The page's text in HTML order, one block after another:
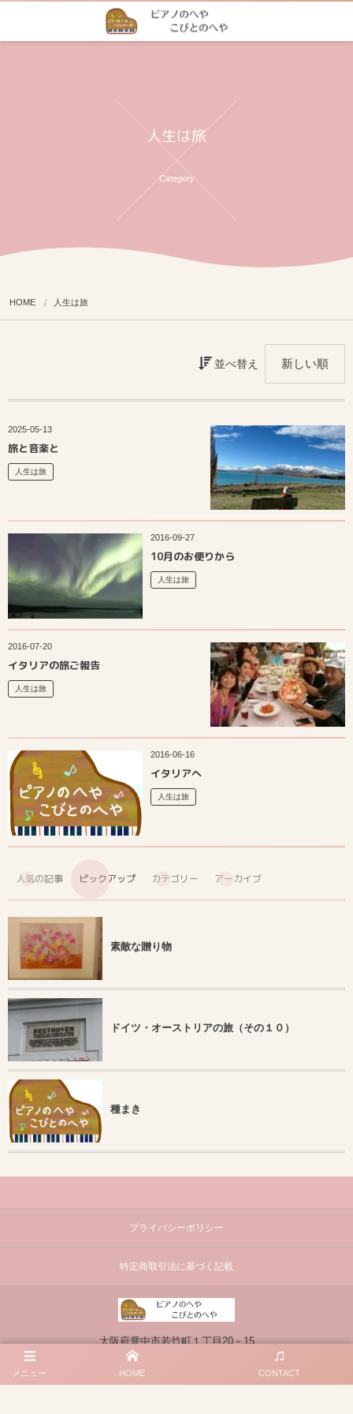
人生は旅
Category
HOME 人生は旅
並べ替え
2025-05-13
旅と音楽と
人生は旅
2016-09-27
10月のお便りから
人生は旅
2016-07-20
イタリアの旅ご報告
人生は旅
2016-06-16
イタリアへ
人生は旅
人気の記事 ピックアップ カテゴリー アーカイブ
素敵な贈り物
ドイツ・オーストリアの旅（その１０）
種まき
プライバシーポリシー
特定商取引法に基づく記載
大阪府豊中市若竹町１丁目20－15
090-8380-3704
メニュー HOME CONTACT